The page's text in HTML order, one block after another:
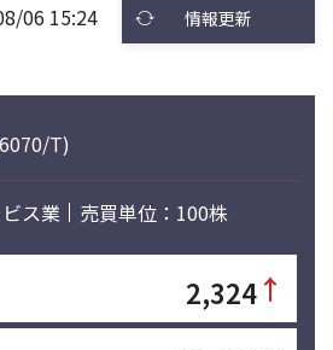
06 15:24 情報更新
T)
ス業 売買単位：100株
2,324↑